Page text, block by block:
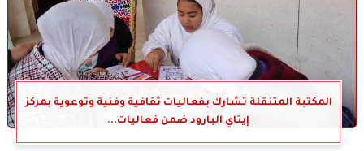
المكتبة المتنقلة تشارك بفعاليات ثقافية وفنية وتوعوية بمركز
إيتاي البارود ضمن فعاليات...